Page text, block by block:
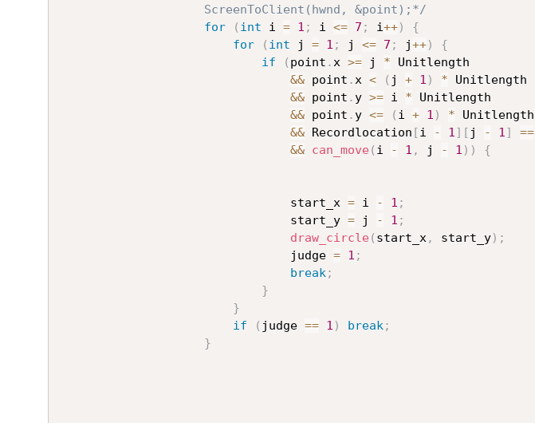
					ScreenToClient(hwnd, &point);*/
for
( int i = 1 ; i <= 7 ; i++)
{
for
( int j = 1 ; j <= 7 ; j++)
{
if
( point .x >= j * Unitlength
&& point .x < ( j + 1 ) * Unitlength
&& point . y >= i * Unitlength
&& point . y <= ( i + 1 ) * Unitlength
&& Recordlocation [i - 1] [ j - 1] ==
&& can_move( i - 1 , j - 1 ) ) {
								start_x
= i - 1 ;
								start_y
= j - 1 ;
draw_circle( start_x, start_y) ;
								judge
= 1 ;
break;
}
}
if
( judge == 1 ) break;
}